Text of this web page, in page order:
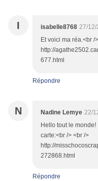
I isabelle8768 27/12/
Et voici ma réa.<br /
http://
677.html
Répondre
N Nadine Lemye 22/
Hello tout le
carte:<br /> <br />
http://
272868.html
Répondre